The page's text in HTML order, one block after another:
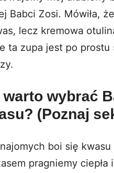
Babci Zosi. Mówiła,
lecz kremowa
ta zupa jest po
warto wybrać
(Poznaj
boi się
pragniemy